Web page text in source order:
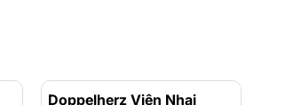
Doppelherz Viên Nhai